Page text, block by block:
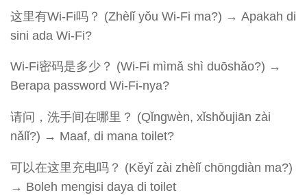
这里有Wi-Fi吗？ (Zhèlǐ yǒu Wi-Fi ma?) → Apakah di
sini ada Wi-Fi?
Wi-Fi密码是多少？ (Wi-Fi mìmǎ shì duōshǎo?) →
Berapa password Wi-Fi-nya?
请问，洗手间在哪里？ (Qǐngwèn, xǐshǒujiān zài
nǎlǐ?) → Maaf, di mana toilet?
可以在这里充电吗？ (Kěyǐ zài zhèlǐ chōngdiàn ma?)
→ Boleh mengisi daya di toilet